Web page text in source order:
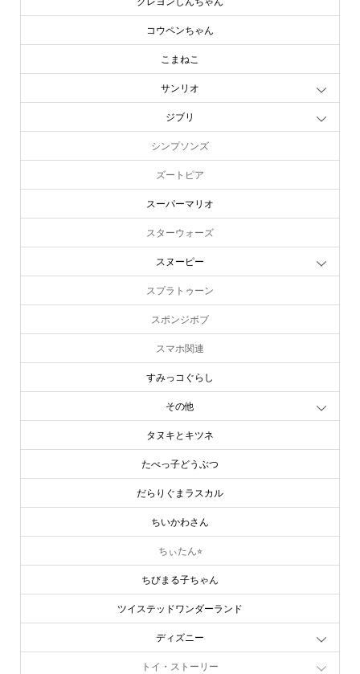
コウペンちゃん
こまねこ
サンリオ
ジブリ
シンプソンズ
ズートピア
スーパーマリオ
スターウォーズ
スヌーピー
スプラトゥーン
スポンジボブ
スマホ関連
すみっコぐらし
その他
タヌキとキツネ
たべっ子どうぶつ
だらりぐまラスカル
ちいかわさん
ちぃたん⭐︎
ちびまる子ちゃん
ツイステッドワンダーランド
ディズニー
トイ・ストーリー